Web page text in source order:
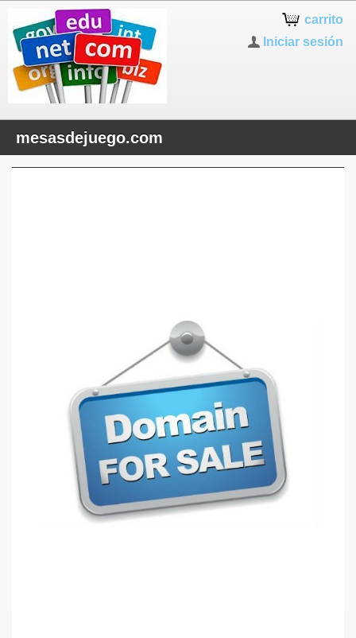
carrito
Iniciar sesión
mesasdejuego.com